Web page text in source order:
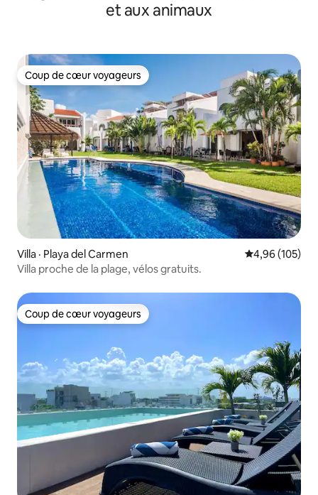
et aux animaux
Coup de cœur voyageurs
Coup de cœur voyageurs
Villa · Playa del Carmen Note
4,96 (105)
Villa proche de la plage, vélos gratuits.
Coup de cœur voyageurs
Coup de cœur voyageurs